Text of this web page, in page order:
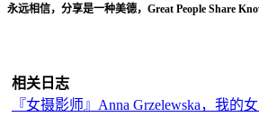
永远相信，分享是一种美德，Great People Share
相关日志
『女摄影师』Anna Grzelewska，我的